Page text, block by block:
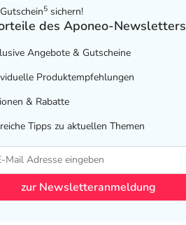
5 sichern!
des Aponeo-Newsletters
Angebote & Gutscheine
Produktempfehlungen
& Rabatte
Tipps zu aktuellen Themen
zur Newsletteranmeldung